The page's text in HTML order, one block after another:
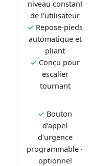
niveau constant
de l'utilisateur
✓ Repose-pieds
automatique et
pliant
✓ Conçu pour
escalier
tournant
✓ Bouton
d’appel
d’urgence
programmable -
optionnel